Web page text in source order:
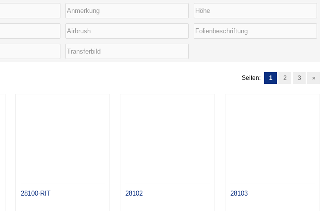
Seiten: 1 2 3 »
28100-RIT 28102 28103